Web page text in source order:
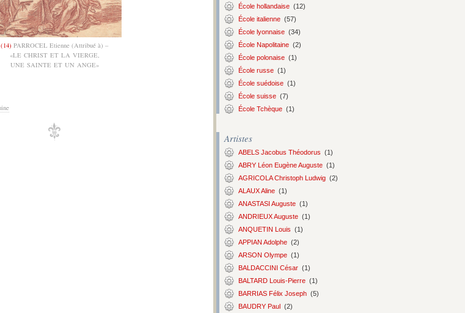
(14) PARROCEL Etienne (Attribué à) –
«LE CHRIST ET LA VIERGE,
UNE SAINTE ET UN ANGE»
École hollandaise (12)
École italienne (57)
École lyonnaise (34)
École Napolitaine (2)
École polonaise (1)
École russe (1)
École suédoise (1)
École suisse (7)
École Tchèque (1)
Artistes
ABELS Jacobus Théodorus (1)
ABRY Léon Eugène Auguste (1)
AGRICOLA Christoph Ludwig (2)
ALAUX Aline (1)
ANASTASI Auguste (1)
ANDRIEUX Auguste (1)
ANQUETIN Louis (1)
APPIAN Adolphe (2)
ARSON Olympe (1)
BALDACCINI César (1)
BALTARD Louis-Pierre (1)
BARRIAS Félix Joseph (5)
BAUDRY Paul (2)